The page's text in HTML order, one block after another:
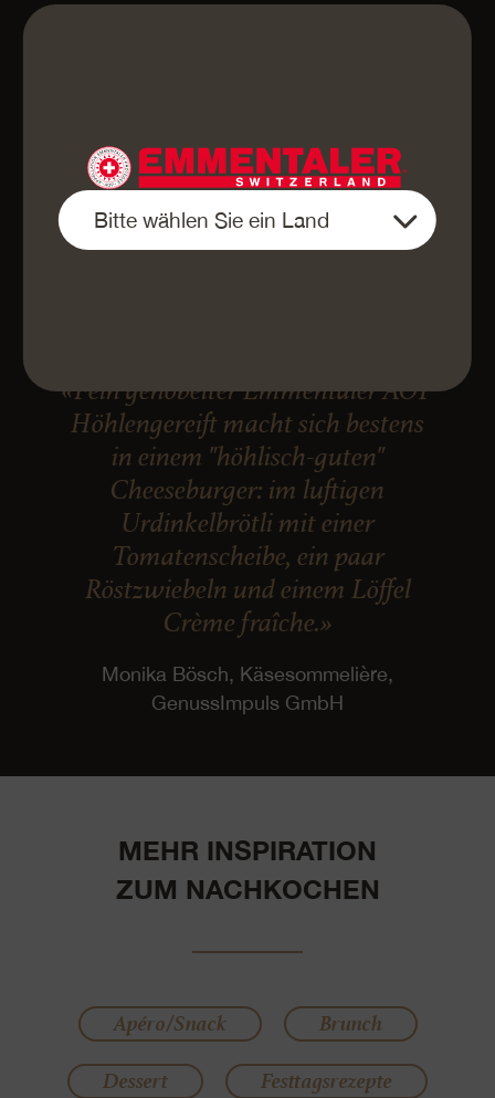
«Fein gehobelter Emmentaler AOP
Höhlengereift macht sich bestens
in einem "höhlisch-guten"
Cheeseburger: im luftigen
Urdinkelbrötli mit einer
Tomatenscheibe, ein paar
Röstzwiebeln und einem Löffel
Crème fraîche.»
Monika Bösch, Käsesommelière,
GenussImpuls GmbH
MEHR INSPIRATION
ZUM NACHKOCHEN
Apéro/Snack
Brunch
Dessert
Festtagsrezepte